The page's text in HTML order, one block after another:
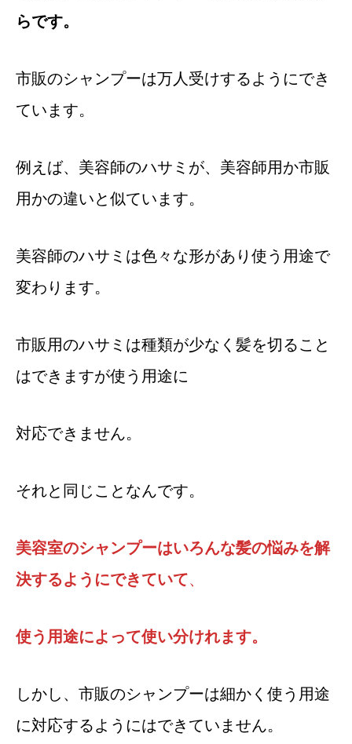
らです。
市販のシャンプーは万人受けするようにでき
ています。
例えば、美容師のハサミが、美容師用か市販
用かの違いと似ています。
美容師のハサミは色々な形があり使う用途で
変わります。
市販用のハサミは種類が少なく髪を切ること
はできますが使う用途に
対応できません。
それと同じことなんです。
美容室のシャンプーはいろんな髪の悩みを解
決するようにできていて、
使う用途によって使い分けれます。
しかし、市販のシャンプーは細かく使う用途
に対応するようにはできていません。